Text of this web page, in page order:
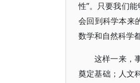
性”。只要我们
会回到科学本来
数学和自然科学
这样一来，
奠定基础；人文